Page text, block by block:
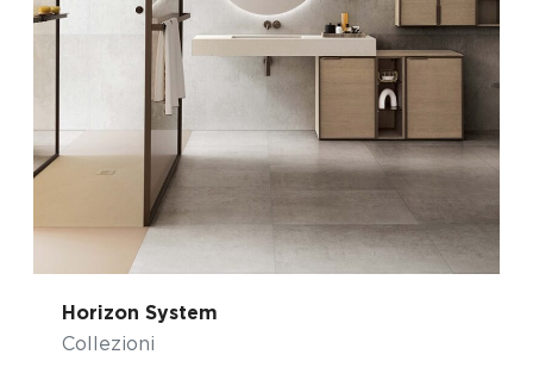
Horizon System
Collezioni